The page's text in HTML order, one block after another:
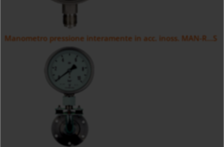
Manometro pressione interamente in acc. inoss. MAN-R...S